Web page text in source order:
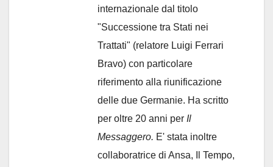
internazionale dal titolo
"Successione tra Stati nei
Trattati" (relatore Luigi Ferrari
Bravo) con particolare
riferimento alla riunificazione
delle due Germanie. Ha scritto
per oltre 20 anni per Il
Messaggero. E' stata inoltre
collaboratrice di Ansa, Il Tempo,